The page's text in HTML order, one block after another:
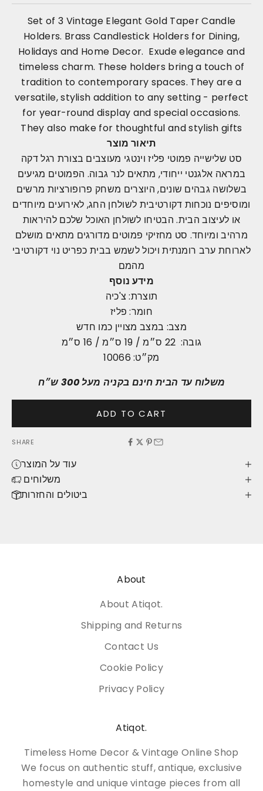
Set of 3 Vintage Elegant Gold Taper Candle
Holders. Brass Candlestick Holders for Dining,
Holidays and Home Decor. Exude elegance and
timeless charm. These holders bring a touch of
tradition to contemporary spaces. They are a
versatile, stylish addition to any setting - perfect
for year-round display and special occasions.
They also make for thoughtful and stylish gifts
תיאור מוצר
סט שלישייה פמוטי פליז וינטגי מעוצבים בצורת רגל דקה
במראה אלגנטי ייחודי, מתאים לנר גבוה. הפמוטים מגיעים
בשלושה גבהים שונים, היוצרים משחק פרופורציות מרשים
ומוסיפים נוכחות דקורטיבית לשולחן החג, לאירועים מיוחדים
או לעיצוב הבית. הבטיחו לשולחן האוכל שלכם להיראות
מרהיב ומיוחד. סט מחזיקי פמוטים מדורגים מתאים מושלם
לארוחת ערב רומנתית ויכול לשמש בבית כפריט נוי דקורטיבי
מהמם
מידע נוסף
‎תוצרת: צ'כיה
‎חומר: פליז
‎מצב: במצב מצויין כמו חדש
‎גובה: 22 ס״מ / 19 ס״מ / 16 ס״מ
‎מק״ט: 10066
משלוח עד הבית חינם בקניה מעל 300 ש״ח
ADD TO CART
SHARE
עוד על המוצר
משלוחים
ביטולים והחזרות
About
About Atiqot.
Shipping and Returns
Contact Us
Cookie Policy
Privacy Policy
Atiqot.
Timeless Home Decor & Vintage Online Shop
We focus on authentic stuff, antique, exclusive
homestyle and unique vintage pieces from all